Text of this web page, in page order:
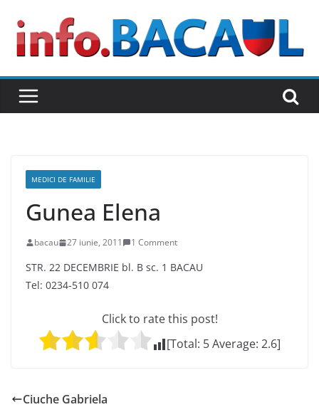
content
MEDICI DE FAMILIE
Gunea Elena
bacau 27 iunie, 2011 1 Comment
STR. 22 DECEMBRIE bl. B sc. 1 BACAU
Tel: 0234-510 074
Click to rate this post!
[Total: 5Average: 2.6]
Ciuche Gabriela